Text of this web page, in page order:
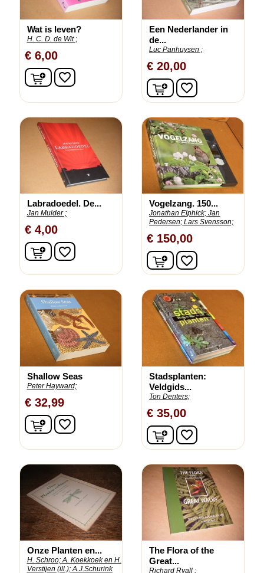
Wat is leven?
H. C. D. de Wit ;
€ 6,00
In winkelwagen
favorite_border
Een Nederlander in
de...
Luc Panhuysen ;
€ 20,00
In winkelwagen
favorite_border
Labradoedel. De...
Jan Mulder ;
€ 4,00
In winkelwagen
favorite_border
Vogelzang. 150...
Jonathan Elphick; Jan
Pedersen; Lars Svensson;
€ 150,00
In winkelwagen
favorite_border
Shallow Seas
Peter Hayward;
€ 32,99
In winkelwagen
favorite_border
Stadsplanten:
Veldgids...
Ton Denters;
€ 35,00
In winkelwagen
favorite_border
Onze Planten en...
H. Schroo; A. Koekkoek en H.
Verstijen (ill.); A.J.Schurink
The Flora of the
Great...
Richard Ryall ;